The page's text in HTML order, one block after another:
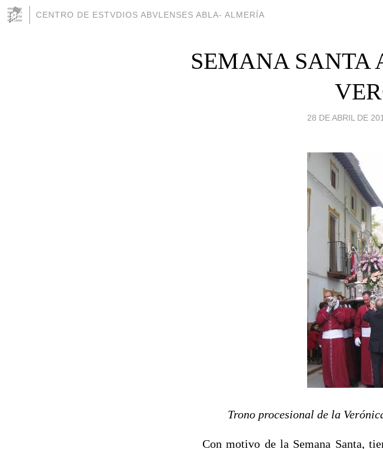
CENTRO DE ESTVDIOS ABVLENSES ABLA- ALMERÍA
SEMANA SANTA
28 DE ABRIL DE
Trono procesional de la Verónica
Con motivo de la Semana Santa,